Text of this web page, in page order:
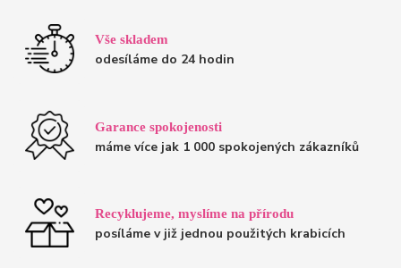
Vše skladem
odesíláme do 24 hodin
Garance spokojenosti
máme více jak 1 000 spokojených zákazníků
Recyklujeme, myslíme na přírodu
posíláme v již jednou použitých krabicích